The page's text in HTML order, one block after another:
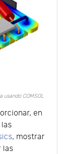
usando COMSOL
en
, mostrar
las